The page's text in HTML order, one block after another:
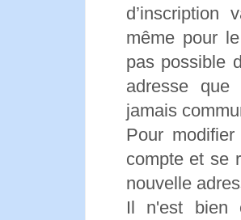
même pour
pas possible
adresse
jamais
Pour
compte et se
nouvelle
Il n'est bien